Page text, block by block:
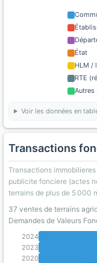
État
HLM /
RTE
Autres
Voir les données en
Transactions
Transactions
publicite fonciere (actes
terrains de plus de 5 000
37 ventes de terrains
Demandes de Valeurs
2024
2023
2020